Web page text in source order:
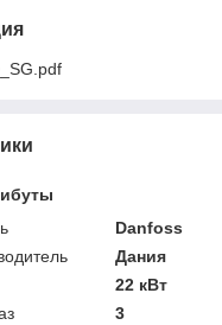
Danfoss
Дания
22 кВт
3